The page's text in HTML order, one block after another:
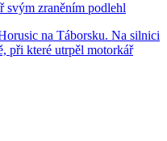
svým zraněním podlehl
na Táborsku. Na silnici
při které utrpěl motorkář